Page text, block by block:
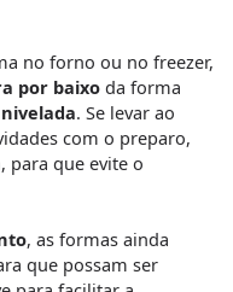
no forno ou no freezer,
por baixoda forma
. Se levar ao
com o preparo,
, para que evite o
, as formas ainda
que possam ser